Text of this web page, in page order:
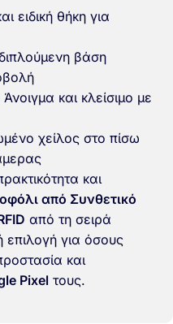
ειδική θήκη για
βάση
και κλείσιμο με
χείλος στο πίσω
και
από Συνθετικό
από τη σειρά
επιλογή για όσους
και
Pixel τους.